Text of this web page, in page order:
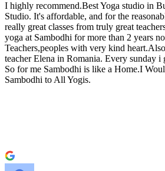
I highly recommend.Best Yoga studio in
Studio. It's affordable, and for the
really great classes from truly great
yoga at Sambodhi for more than 2 years
Teachers,peoples with very kind
teacher Elena in Romania. Every sunday i
So for me Sambodhi is like a Home.I
Sambodhi to All Yogis.